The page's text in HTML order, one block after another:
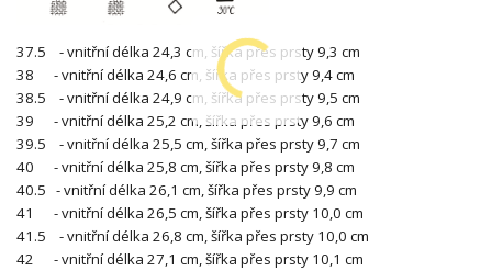
37.5 - vnitřní délka 24,3 cm, šířka přes prsty 9,3 cm
38 - vnitřní délka 24,6 cm, šířka přes prsty 9,4 cm
38.5 - vnitřní délka 24,9 cm, šířka přes prsty 9,5 cm
39 - vnitřní délka 25,2 cm, šířka přes prsty 9,6 cm
39.5 - vnitřní délka 25,5 cm, šířka přes prsty 9,7 cm
40 - vnitřní délka 25,8 cm, šířka přes prsty 9,8 cm
40.5 - vnitřní délka 26,1 cm, šířka přes prsty 9,9 cm
41 - vnitřní délka 26,5 cm, šířka přes prsty 10,0 cm
41.5 - vnitřní délka 26,8 cm, šířka přes prsty 10,0 cm
42 - vnitřní délka 27,1 cm, šířka přes prsty 10,1 cm